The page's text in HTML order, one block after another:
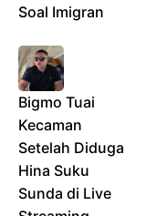
Soal Imigran
Bigmo Tuai
Kecaman
Setelah Diduga
Hina Suku
Sunda di Live